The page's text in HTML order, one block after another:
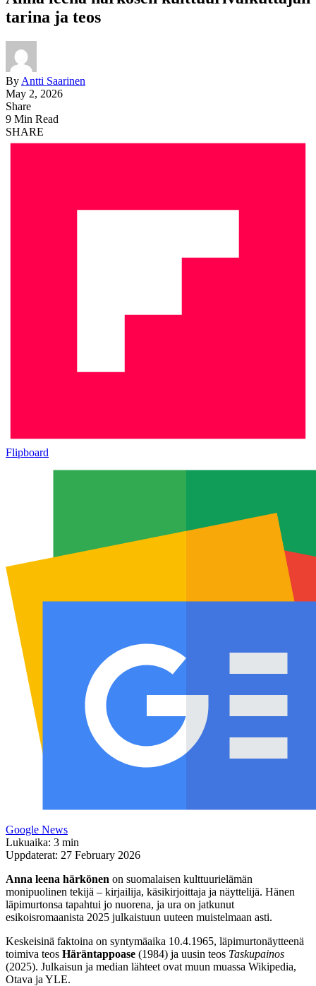
tarina ja teos
By Antti Saarinen
May 2, 2026
Share
9 Min Read
SHARE
Flipboard
Google News
Lukuaika: 3 min
Uppdaterat: 27 February 2026
Anna leena härkönen on suomalaisen kulttuurielämän
monipuolinen tekijä – kirjailija, käsikirjoittaja ja näyttelijä. Hänen
läpimurtonsa tapahtui jo nuorena, ja ura on jatkunut
esikoisromaanista 2025 julkaistuun uuteen muistelmaan asti.
Keskeisinä faktoina on syntymäaika 10.4.1965, läpimurtonäytteenä
toimiva teos Häräntappoase (1984) ja uusin teos Taskupainos
(2025). Julkaisun ja median lähteet ovat muun muassa Wikipedia,
Otava ja YLE.